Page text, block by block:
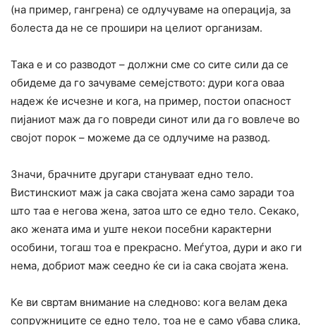
(на пример, гангрена) се одлучуваме на операција, за
болеста да не се прошири на целиот организам.
Така е и co разводот – должни сме co сите сили да се
обидеме да го зачуваме семејството: дури кога оваа
надеж ќе исчезне и кога, на пример, постои опасност
пијаниот маж да го повреди синот или да го вовлече во
својот порок – можеме да се одлучиме на развод.
Значи, брачните другари стануваат едно тело.
Вистинскиот маж ја сака својата жена само заради тоа
што таа е негова жена, затоа што се едно тело. Секако,
ако жената има и уште некои посебни карактерни
особини, тогаш тоа е прекрасно. Меѓутоа, дури и ако ги
нема, добриот маж сеедно ќе си ia сака својата жена.
Ке ви свртам внимание на следново: кога велам дека
сопружниците се едно тело, тоа не е само убава слика,